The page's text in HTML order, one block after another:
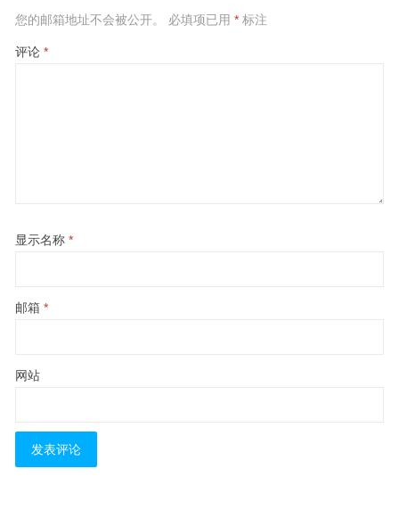
您的邮箱地址不会被公开。 必填项已用 *标注
评论 *
显示名称 *
邮箱 *
网站